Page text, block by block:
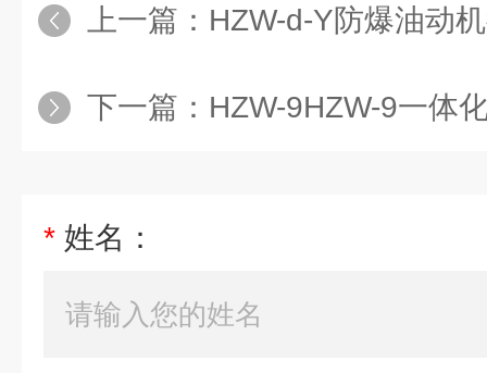
上一篇： HZW-d-Y防爆油动
下一篇： HZW-9HZW-9一体
* 姓名：